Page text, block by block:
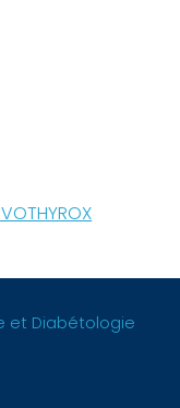
et Diabétologie